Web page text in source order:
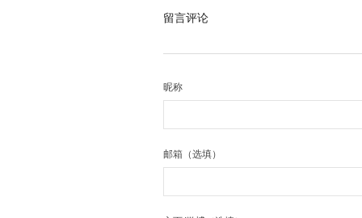
留言评论
昵称
邮箱（选填）